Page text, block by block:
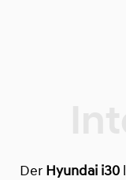
Der Hyundai i30